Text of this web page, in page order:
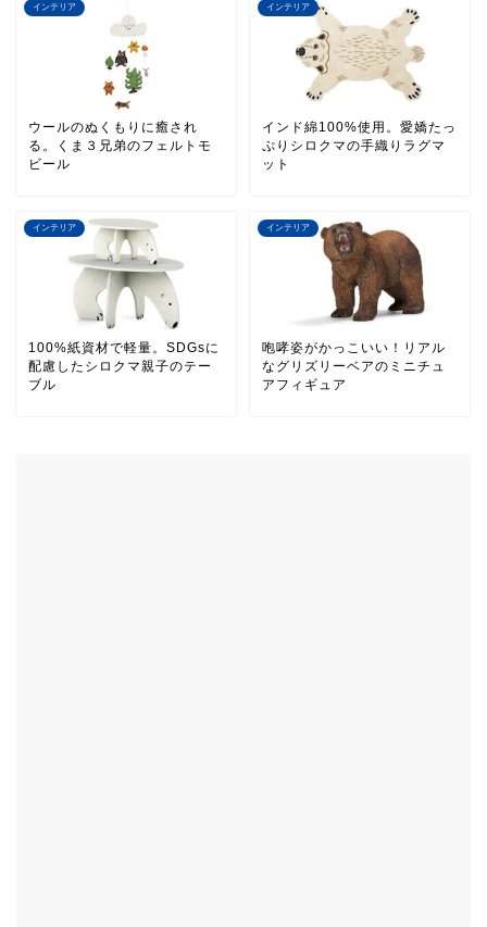
インテリア
ウールのぬくもりに癒され
る。くま３兄弟のフェルトモ
ビール
インテリア
インド綿100%使用。愛嬌たっ
ぷりシロクマの手織りラグマ
ット
インテリア
100%紙資材で軽量。SDGsに
配慮したシロクマ親子のテー
ブル
インテリア
咆哮姿がかっこいい！リアル
なグリズリーベアのミニチュ
アフィギュア